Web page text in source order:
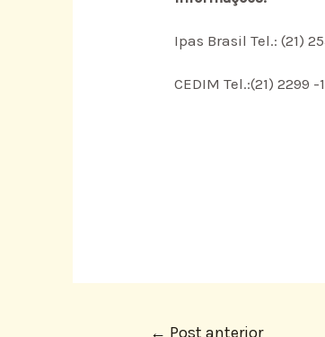
Ipas Brasil Tel.: (21)
CEDIM Tel.:(21)
← Post anterior